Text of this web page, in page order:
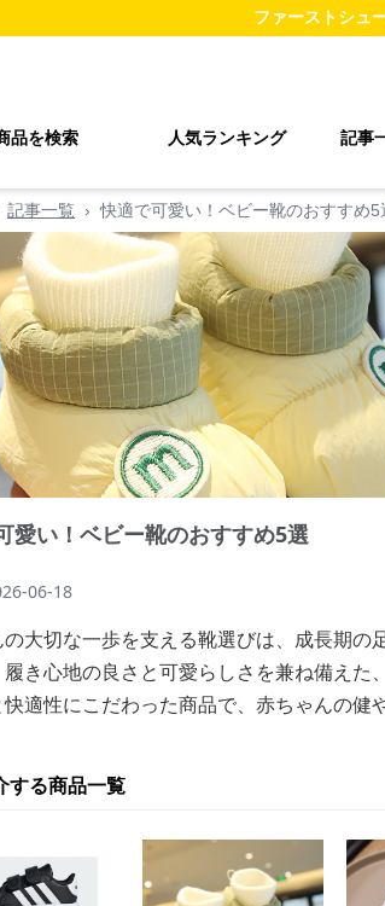
ファーストシュ
品を検索 人気ランキング 記事
記事一覧 › 快適で可愛い！ベビー靴のおすすめ5
愛い！ベビー靴のおすすめ5選
06-18
大切な一歩を支える靴選びは、成長期の
き心地の良さと可愛らしさを兼ね備え
適性にこだわった商品で、赤ちゃんの健
する商品一覧